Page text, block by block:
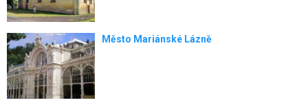
Město Mariánské Lázně